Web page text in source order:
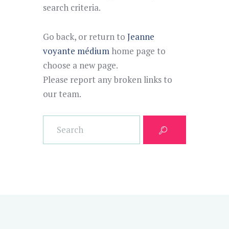
search criteria.
Go back, or return to Jeanne
voyante médium home page to
choose a new page.
Please report any broken links to
our team.